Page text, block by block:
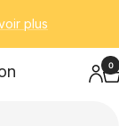
plus
0